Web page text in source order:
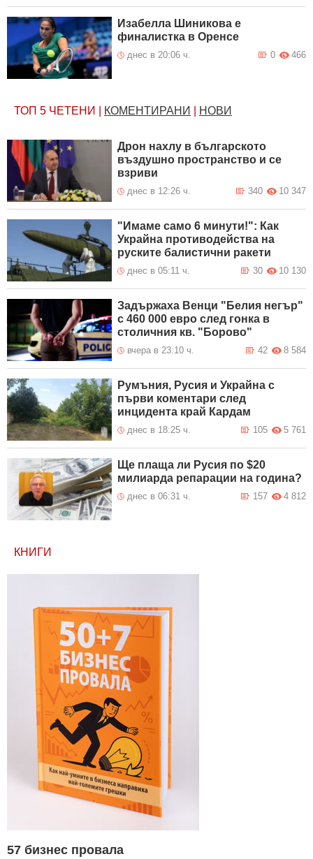
Изабелла Шиникова е
финалистка в Оренсе
днес в 20:06 ч. 466
0
ТОП 5 ЧЕТЕНИ КОМЕНТИРАНИ НОВИ
Дрон нахлу в българското
въздушно пространство и се
взриви
днес в 12:26 ч. 10 347
340
"Имаме само 6 минути!": Как
Украйна противодейства на
руските балистични ракети
днес в 05:11 ч. 10 130
30
Задържаха Венци "Белия негър"
с 460 000 евро след гонка в
столичния кв. "Борово"
вчера в 23:10 ч. 8 584
42
Румъния, Русия и Украйна с
първи коментари след
инцидента край Кардам
днес в 18:25 ч. 5 761
105
Ще плаща ли Русия по $20
милиарда репарации на година?
днес в 06:31 ч. 4 812
157
КНИГИ
57 бизнес провала